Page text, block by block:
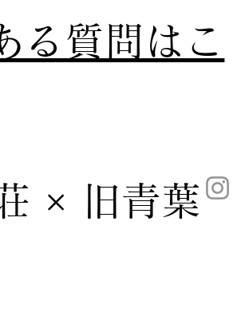
× 旧青葉
る質問はこ